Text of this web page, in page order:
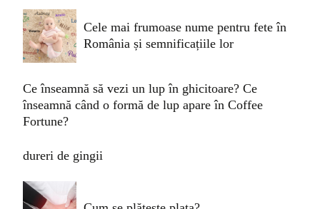
Cele mai frumoase nume pentru fete în
România și semnificațiile lor
Ce înseamnă să vezi un lup în ghicitoare? Ce
înseamnă când o formă de lup apare în Coffee
Fortune?
dureri de gingii